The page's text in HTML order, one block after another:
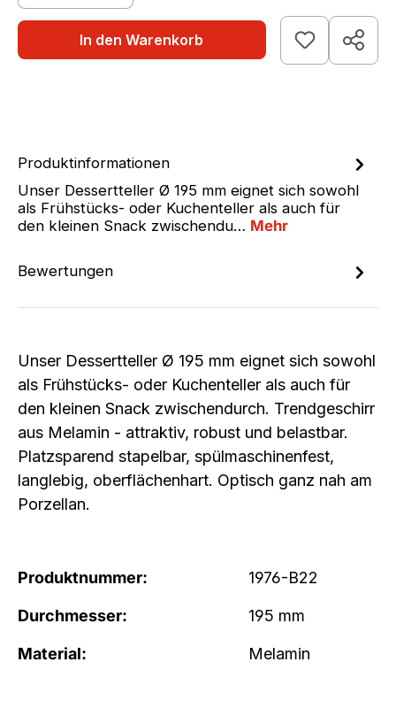
In den Warenkorb
Produktinformationen
Unser Dessertteller Ø 195 mm eignet sich sowohl
als Frühstücks- oder Kuchenteller als auch für
den kleinen Snack zwischendu… Mehr
Bewertungen
Unser Dessertteller Ø 195 mm eignet sich sowohl
als Frühstücks- oder Kuchenteller als auch für
den kleinen Snack zwischendurch. Trendgeschirr
aus Melamin - attraktiv, robust und belastbar.
Platzsparend stapelbar, spülmaschinenfest,
langlebig, oberflächenhart. Optisch ganz nah am
Porzellan.
Produktnummer: 1976-B22
Durchmesser: 195 mm
Material: Melamin